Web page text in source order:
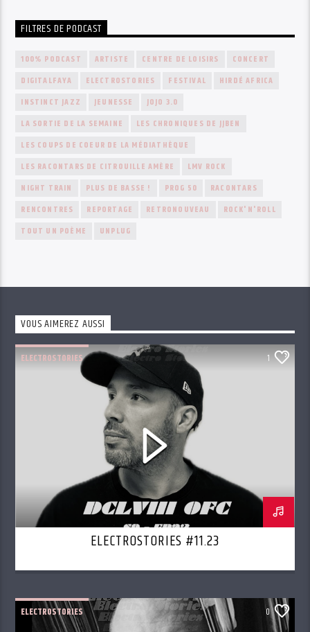
FILTRES DE PODCAST
100% PODCAST ARTISTE CENTRE DE LOISIRS
CONCERT
DIGITALFAYA
ELECTROSTORIES FESTIVAL
HIRDÉ AFRICA
INSTINCT JAZZ
JEUNESSE
JOJO 3.0
LA SORTIE DE LA SEMAINE
LES CHRONIQUES DE JJBEN
LES COUPS DE COEUR DE LA MÉDIATHÈQUE
LES RACONTARS DE CITROUILLE AMÈRE
LMV ROCK
NIGHT TRAIN
PLUS DE BASSE ! PROG 50
RACONTARS
RENCONTRES
REPORTAGE RETRONOUVEAU
ROCK'N'ROLL
TOUT UN POÈME
UNPLUG
VOUS AIMEREZ AUSSI
ELECTROSTORIES 1
ELECTROSTORIES #11.23
ELECTROSTORIES 0